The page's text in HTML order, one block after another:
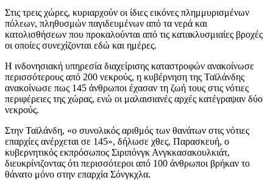
Στις τρεις χώρες, κυριαρχούν οι ίδιες εικόνες πλημμυρισμένων
πόλεων, πληθυσμών παγιδευμένων από τα νερά και
κατολισθήσεων που προκαλούνται από τις κατακλυσμιαίες βροχές
οι οποίες συνεχίζονται εδώ και ημέρες.
Η ινδονησιακή υπηρεσία διαχείρισης καταστροφών ανακοίνωσε
περισσότερους από 200 νεκρούς, η κυβέρνηση της Ταϊλάνδης
ανακοίνωσε πως 145 άνθρωποι έχασαν τη ζωή τους στις νότιες
περιφέρειες της χώρας, ενώ οι μαλαισιανές αρχές κατέγραψαν δύο
νεκρούς.
Στην Ταϊλάνδη, «ο συνολικός αριθμός των θανάτων στις νότιες
επαρχίες ανέρχεται σε 145», δήλωσε χθες, Παρασκευή, ο
κυβερνητικός εκπρόσωπος Σιριπόνγκ Ανγκκασακουλκιάτ,
διευκρίνιζοντας ότι περισσότεροι από 100 άνθρωποι βρήκαν το
θάνατο μόνο στην επαρχία Σόνγκχλα.